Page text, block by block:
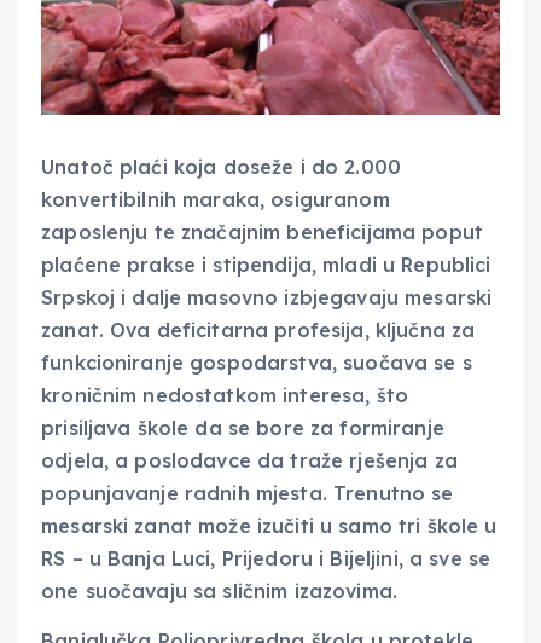
Unatoč plaći koja doseže i do 2.000
konvertibilnih maraka, osiguranom
zaposlenju te značajnim beneficijama poput
plaćene prakse i stipendija, mladi u Republici
Srpskoj i dalje masovno izbjegavaju mesarski
zanat. Ova deficitarna profesija, ključna za
funkcioniranje gospodarstva, suočava se s
kroničnim nedostatkom interesa, što
prisiljava škole da se bore za formiranje
odjela, a poslodavce da traže rješenja za
popunjavanje radnih mjesta. Trenutno se
mesarski zanat može izučiti u samo tri škole u
RS – u Banja Luci, Prijedoru i Bijeljini, a sve se
one suočavaju sa sličnim izazovima.